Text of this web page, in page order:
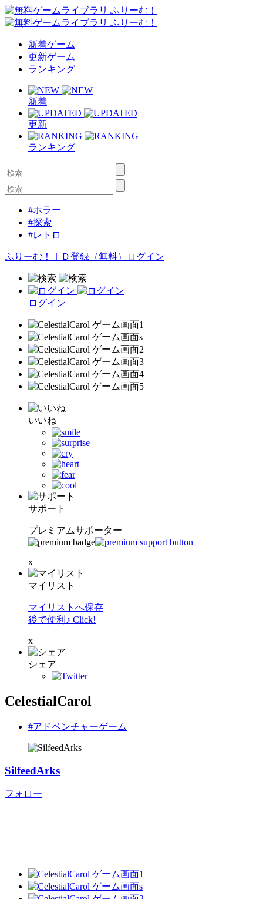
新着ゲーム
更新ゲーム
ランキング
新着
更新
ランキング
#ホラー
#探索
#レトロ
ふりーむ！ＩＤ登録（無料） ログイン
ログイン
いいね
サポート
プレミアムサポーター
x
マイリスト
マイリストへ保存
後で便利♪ Click!
x
シェア
CelestialCarol
#アドベンチャーゲーム
SilfeedArks
フォロー